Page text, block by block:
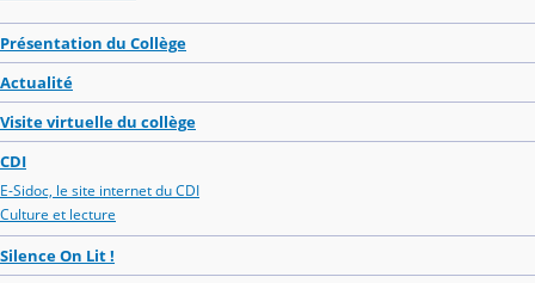
Présentation du Collège
Actualité
Visite virtuelle du collège
CDI
E-Sidoc, le site internet du CDI
Culture et lecture
Silence On Lit !